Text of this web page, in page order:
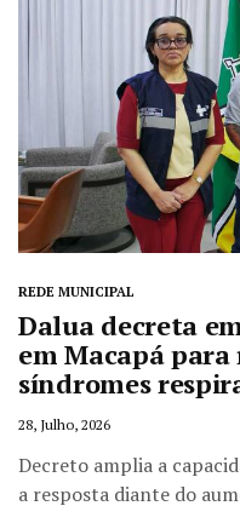
REDE MUNICIPAL
Dalua decreta
em Macapá
síndromes
28, Julho, 2026
Decreto amplia a
a resposta diante do